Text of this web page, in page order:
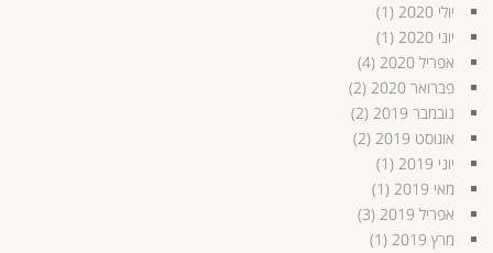
יולי 2020
(1)
יוני 2020
(1)
אפריל 2020
(4)
פברואר 2020
(2)
נובמבר 2019
(2)
אוגוסט 2019
(2)
יוני 2019
(1)
מאי 2019
(1)
אפריל 2019
(3)
מרץ 2019
(1)